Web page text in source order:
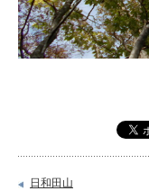
日和田山